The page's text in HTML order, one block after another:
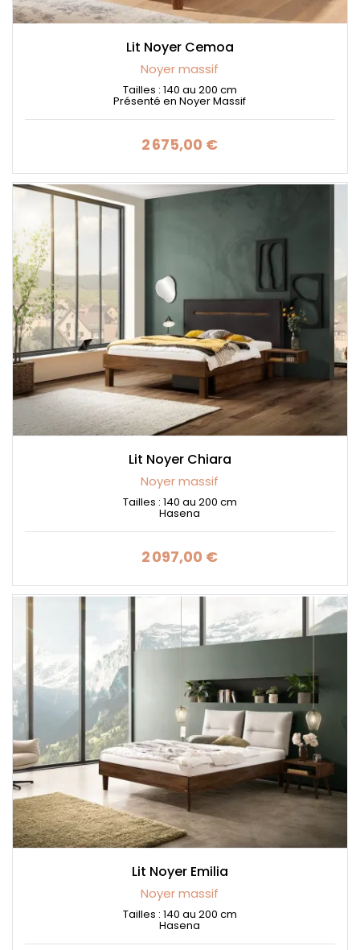
Lit Noyer Cemoa
Noyer massif
Tailles : 140 au 200 cm
Présenté en Noyer Massif
Prix
2 675,00 €
Lit Noyer Chiara
Noyer massif
Tailles : 140 au 200 cm
Hasena
Prix
2 097,00 €
Lit Noyer Emilia
Noyer massif
Tailles : 140 au 200 cm
Hasena